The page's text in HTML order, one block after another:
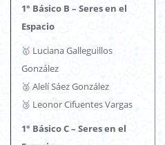
1° Básico B – Seres en el
Espacio
🥇 Luciana Galleguillos
González
🥈 Alelí Sáez González
🥉 Leonor Cifuentes Vargas
1° Básico C – Seres en el